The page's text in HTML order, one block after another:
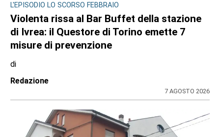
L'EPISODIO LO SCORSO FEBBRAIO
Violenta rissa al Bar Buffet della stazione
di Ivrea: il Questore di Torino emette 7
misure di prevenzione
di
Redazione
7 AGOSTO 2026